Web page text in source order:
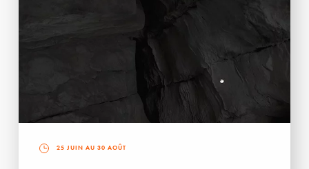
25 JUIN AU 30 AOÛT